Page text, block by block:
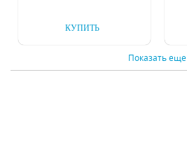
КУПИТЬ
Показать еще